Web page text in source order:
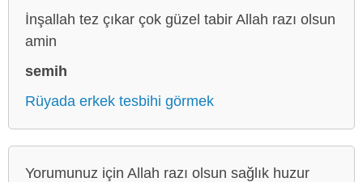
İnşallah tez çıkar çok güzel tabir Allah razı olsun
amin
semih
Rüyada erkek tesbihi görmek
Yorumunuz için Allah razı olsun sağlık huzur